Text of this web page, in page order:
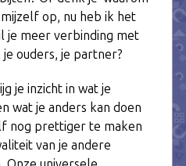
op, nu heb ik het
je meer verbinding met
ouders, je partner?
je inzicht in wat je
wat je anders kan doen
nog prettiger te maken
van je andere